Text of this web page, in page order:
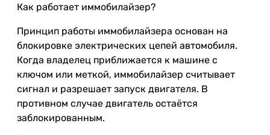
Как работает иммобилайзер?
Принцип работы иммобилайзера основан на
блокировке электрических цепей автомобиля.
Когда владелец приближается к машине с
ключом или меткой, иммобилайзер считывает
сигнал и разрешает запуск двигателя. В
противном случае двигатель остаётся
заблокированным.